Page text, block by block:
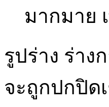
มากมาย
รูปร่าง ร่า
จะถูกปกปิด